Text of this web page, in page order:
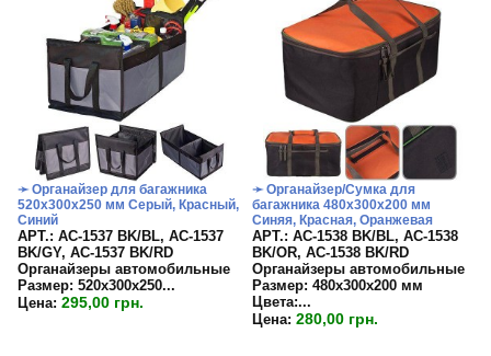
➛ Органайзер для багажника
520х300х250 мм Серый, Красный,
Синий
APT.: АС-1537 BK/BL, АС-1537
BK/GY, АС-1537 BK/RD
Органайзеры автомобильные
Размер: 520х300х250...
Цена: 295,00 грн.
➛ Органайзер/Сумка для
багажника 480х300х200 мм
Синяя, Красная, Оранжевая
APT.: АС-1538 BK/BL, АС-1538
BK/OR, АС-1538 BK/RD
Органайзеры автомобильные
Размер: 480х300х200 мм
Цвета:...
Цена: 280,00 грн.